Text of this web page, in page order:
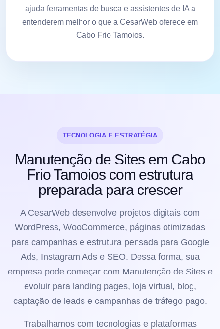
ajuda ferramentas de busca e assistentes de IA a
entenderem melhor o que a CesarWeb oferece em
Cabo Frio Tamoios.
TECNOLOGIA E ESTRATÉGIA
Manutenção de Sites em Cabo
Frio Tamoios com estrutura
preparada para crescer
A CesarWeb desenvolve projetos digitais com
WordPress, WooCommerce, páginas otimizadas
para campanhas e estrutura pensada para Google
Ads, Instagram Ads e SEO. Dessa forma, sua
empresa pode começar com Manutenção de Sites e
evoluir para landing pages, loja virtual, blog,
captação de leads e campanhas de tráfego pago.
Trabalhamos com tecnologias e plataformas